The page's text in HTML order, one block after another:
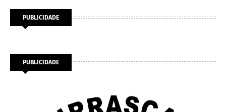
PUBLICIDADE
PUBLICIDADE